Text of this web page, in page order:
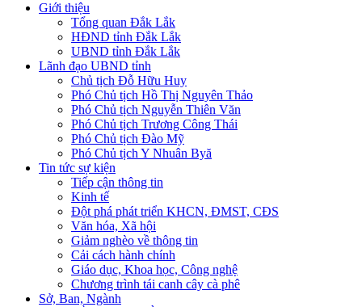
Giới thiệu
Tổng quan Đắk Lắk
HĐND tỉnh Đắk Lắk
UBND tỉnh Đắk Lắk
Lãnh đạo UBND tỉnh
Chủ tịch Đỗ Hữu Huy
Phó Chủ tịch Hồ Thị Nguyên Thảo
Phó Chủ tịch Nguyễn Thiên Văn
Phó Chủ tịch Trương Công Thái
Phó Chủ tịch Đào Mỹ
Phó Chủ tịch Y Nhuân Byă
Tin tức sự kiện
Tiếp cận thông tin
Kinh tế
Đột phá phát triển KHCN, ĐMST, CĐS
Văn hóa, Xã hội
Giảm nghèo về thông tin
Cải cách hành chính
Giáo dục, Khoa học, Công nghệ
Chương trình tái canh cây cà phê
Sở, Ban, Ngành